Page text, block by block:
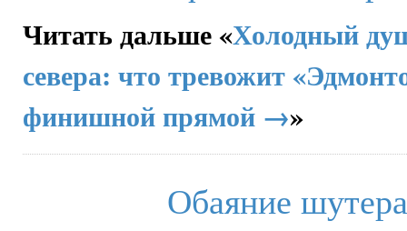
Читать дальше «Холодный
севера: что тревожит
финишной прямой →»
Обаяние